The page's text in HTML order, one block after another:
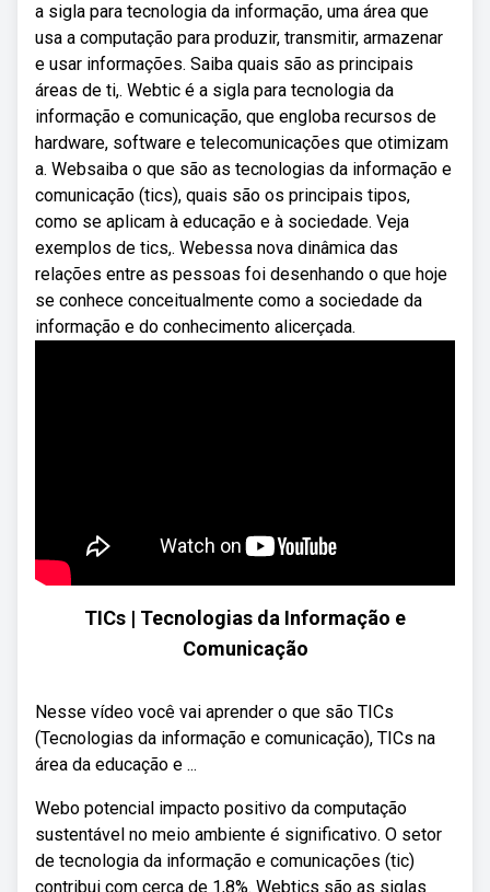
a sigla para tecnologia da informação, uma área que
usa a computação para produzir, transmitir, armazenar
e usar informações. Saiba quais são as principais
áreas de ti,. Webtic é a sigla para tecnologia da
informação e comunicação, que engloba recursos de
hardware, software e telecomunicações que otimizam
a. Websaiba o que são as tecnologias da informação e
comunicação (tics), quais são os principais tipos,
como se aplicam à educação e à sociedade. Veja
exemplos de tics,. Webessa nova dinâmica das
relações entre as pessoas foi desenhando o que hoje
se conhece conceitualmente como a sociedade da
informação e do conhecimento alicerçada.
TICs | Tecnologias da Informação e
Comunicação
Nesse vídeo você vai aprender o que são TICs
(Tecnologias da informação e comunicação), TICs na
área da educação e ...
Webo potencial impacto positivo da computação
sustentável no meio ambiente é significativo. O setor
de tecnologia da informação e comunicações (tic)
contribui com cerca de 1,8%. Webtics são as siglas